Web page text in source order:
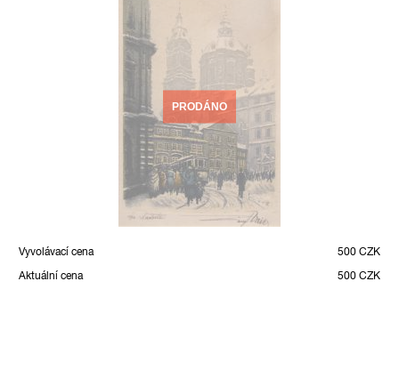
PRODÁNO
Vyvolávací cena
500 CZK
Aktuální cena
500 CZK